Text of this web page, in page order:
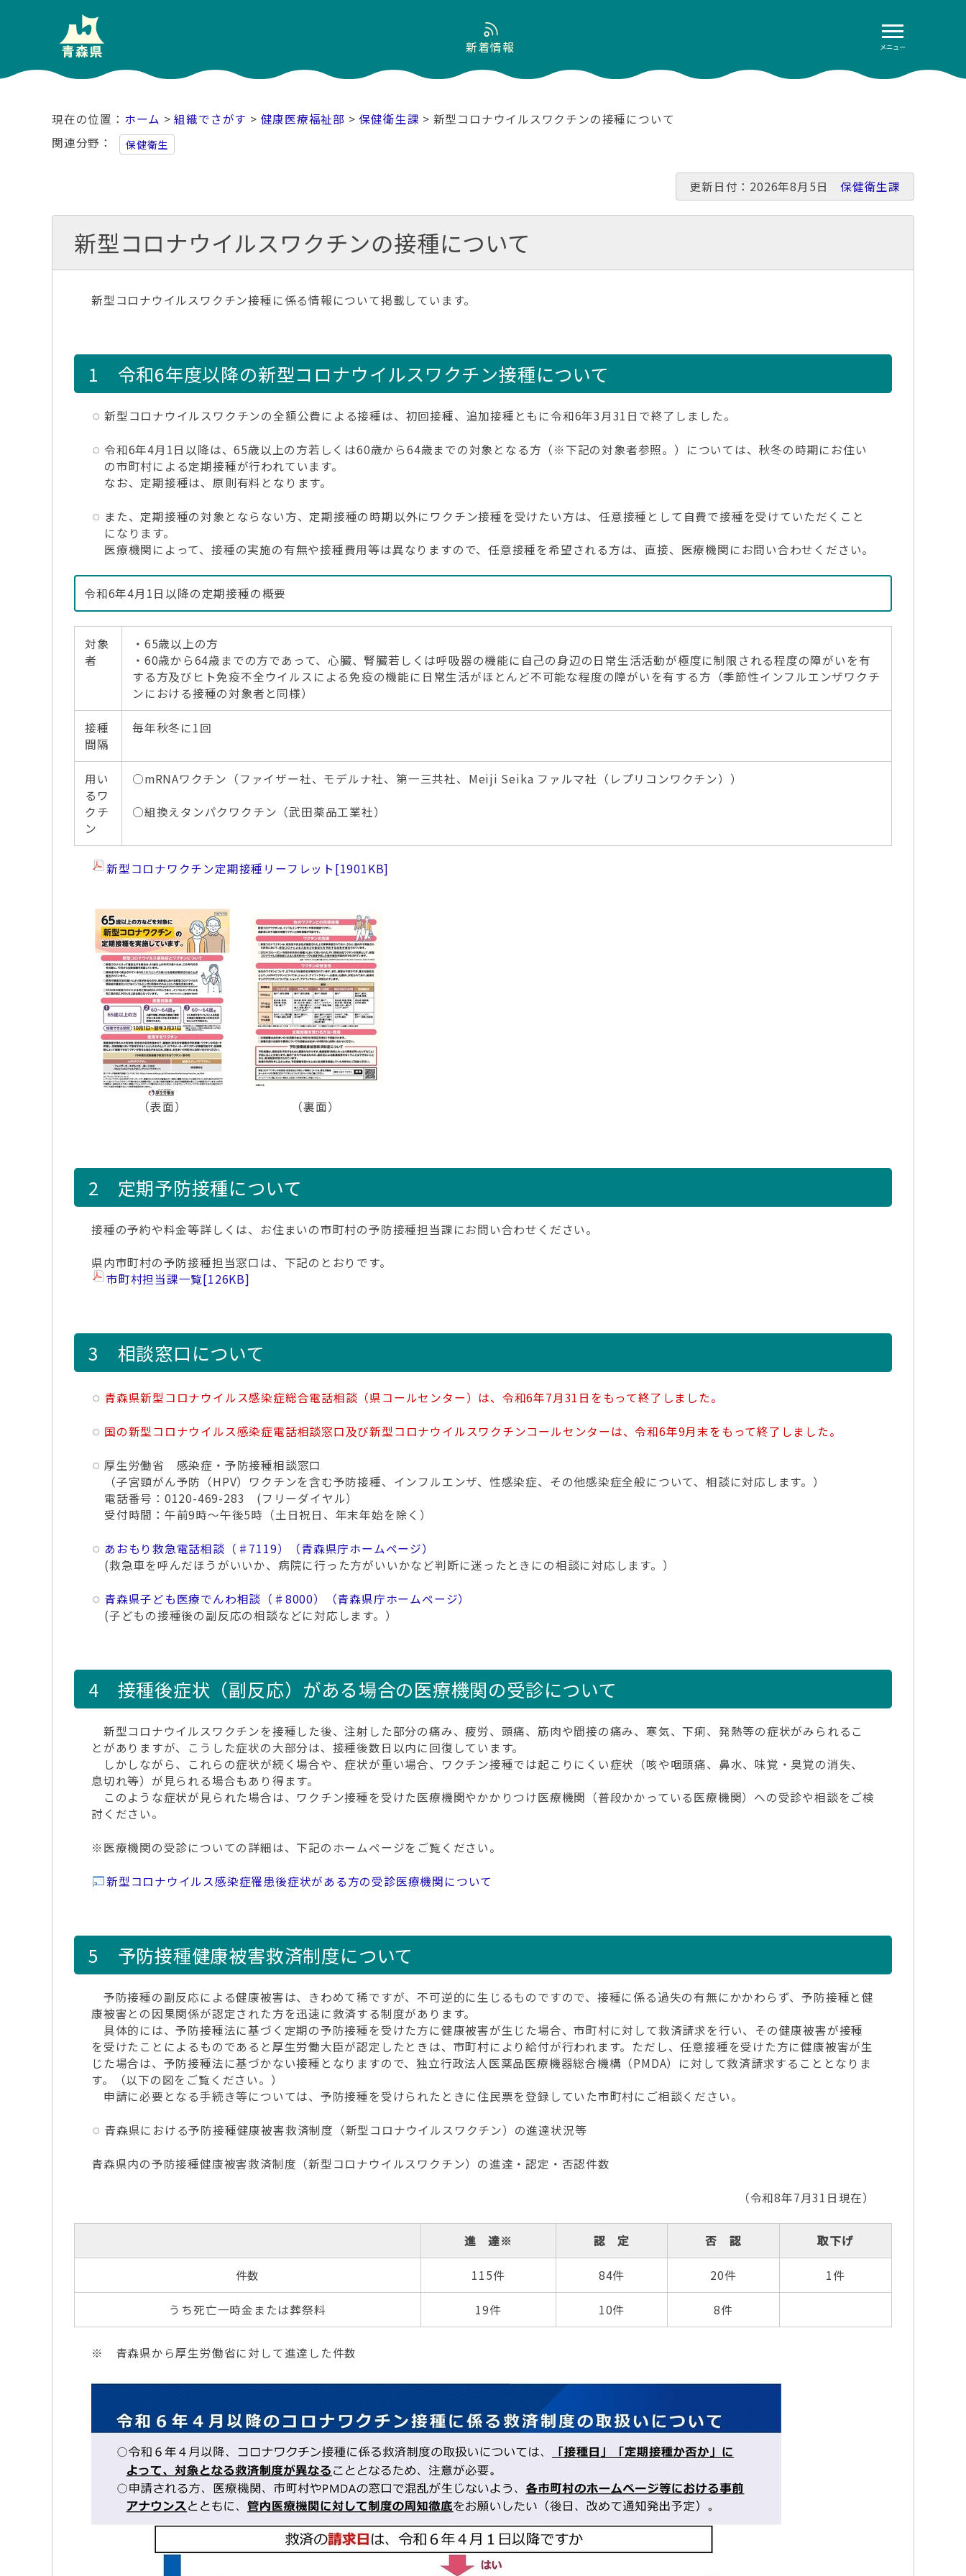
メニュー
新着情報
ホーム >組織でさがす > 健康医療福祉部 >保健衛生課 > 新型コロナウイルスワクチンの接種について
関連分野
保健衛生
更新日付：2026年8月5日保健衛生課
新型コロナウイルスワクチンの接種について
新型コロナウイルスワクチン接種に係る情報について掲載しています。
1 令和6年度以降の新型コロナウイルスワクチン接種について
新型コロナウイルスワクチンの全額公費による接種は、初回接種、追加接種ともに令和6年3月31日で終了しました。
令和6年4月1日以降は、65歳以上の方若しくは60歳から64歳までの対象となる方（※下記の対象者参照。）については、秋冬の時期にお住い
の市町村による定期接種が行われています。
なお、定期接種は、原則有料となります。
また、定期接種の対象とならない方、定期接種の時期以外にワクチン接種を受けたい方は、任意接種として自費で接種を受けていただくこと
になります。
医療機関によって、接種の実施の有無や接種費用等は異なりますので、任意接種を希望される方は、直接、医療機関にお問い合わせください。
令和6年4月1日以降の定期接種の概要
対象
者
・65歳以上の方
・60歳から64歳までの方であって、心臓、腎臓若しくは呼吸器の機能に自己の身辺の日常生活活動が極度に制限される程度の障がいを有
する方及びヒト免疫不全ウイルスによる免疫の機能に日常生活がほとんど不可能な程度の障がいを有する方（季節性インフルエンザワクチ
ンにおける接種の対象者と同様）
接種
間隔
毎年秋冬に1回
用い
るワ
クチ
ン
○mRNAワクチン（ファイザー社、モデルナ社、第一三共社、Meiji Seika ファルマ社（レプリコンワクチン））
○組換えタンパクワクチン（武田薬品工業社）
新型コロナワクチン定期接種リーフレット[1901KB]
（表面） （裏面）
2 定期予防接種について
接種の予約や料金等詳しくは、お住まいの市町村の予防接種担当課にお問い合わせください。
県内市町村の予防接種担当窓口は、下記のとおりです。
市町村担当課一覧[126KB]
3 相談窓口について
青森県新型コロナウイルス感染症総合電話相談（県コールセンター）は、令和6年7月31日をもって終了しました。
国の新型コロナウイルス感染症電話相談窓口及び新型コロナウイルスワクチンコールセンターは、令和6年9月末をもって終了しました。
厚生労働省 感染症・予防接種相談窓口
（子宮頸がん予防（HPV）ワクチンを含む予防接種、インフルエンザ、性感染症、その他感染症全般について、相談に対応します。）
電話番号：0120-469-283 (フリーダイヤル）
受付時間：午前9時～午後5時（土日祝日、年末年始を除く）
あおもり救急電話相談（♯7119）（青森県庁ホームページ）
(救急車を呼んだほうがいいか、病院に行った方がいいかなど判断に迷ったときにの相談に対応します。）
青森県子ども医療でんわ相談（♯8000）（青森県庁ホームページ）
(子どもの接種後の副反応の相談などに対応します。）
4 接種後症状（副反応）がある場合の医療機関の受診について
新型コロナウイルスワクチンを接種した後、注射した部分の痛み、疲労、頭痛、筋肉や間接の痛み、寒気、下痢、発熱等の症状がみられるこ
とがありますが、こうした症状の大部分は、接種後数日以内に回復しています。
しかしながら、これらの症状が続く場合や、症状が重い場合、ワクチン接種では起こりにくい症状（咳や咽頭痛、鼻水、味覚・臭覚の消失、
息切れ等）が見られる場合もあり得ます。
このような症状が見られた場合は、ワクチン接種を受けた医療機関やかかりつけ医療機関（普段かかっている医療機関）への受診や相談をご検
討ください。
※医療機関の受診についての詳細は、下記のホームページをご覧ください。
新型コロナウイルス感染症罹患後症状がある方の受診医療機関について
5 予防接種健康被害救済制度について
予防接種の副反応による健康被害は、きわめて稀ですが、不可逆的に生じるものですので、接種に係る過失の有無にかかわらず、予防接種と健
康被害との因果関係が認定された方を迅速に救済する制度があります。
具体的には、予防接種法に基づく定期の予防接種を受けた方に健康被害が生じた場合、市町村に対して救済請求を行い、その健康被害が接種
を受けたことによるものであると厚生労働大臣が認定したときは、市町村により給付が行われます。ただし、任意接種を受けた方に健康被害が生
じた場合は、予防接種法に基づかない接種となりますので、独立行政法人医薬品医療機器総合機構（PMDA）に対して救済請求することとなりま
す。（以下の図をご覧ください。）
申請に必要となる手続き等については、予防接種を受けられたときに住民票を登録していた市町村にご相談ください。
青森県における予防接種健康被害救済制度（新型コロナウイルスワクチン）の進達状況等
青森県内の予防接種健康被害救済制度（新型コロナウイルスワクチン）の進達・認定・否認件数
（令和8年7月31日現在）
進 達※ 認 定 否 認 取下げ
件数 115件 84件 20件 1件
うち死亡一時金または葬祭料 19件 10件 8件
※ 青森県から厚生労働省に対して進達した件数